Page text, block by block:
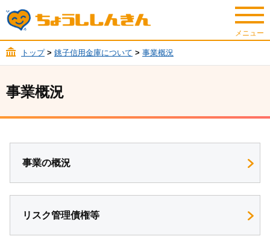
トップ> 銚子信用金庫について > 事業概況
事業概況
事業の概況
リスク管理債権等